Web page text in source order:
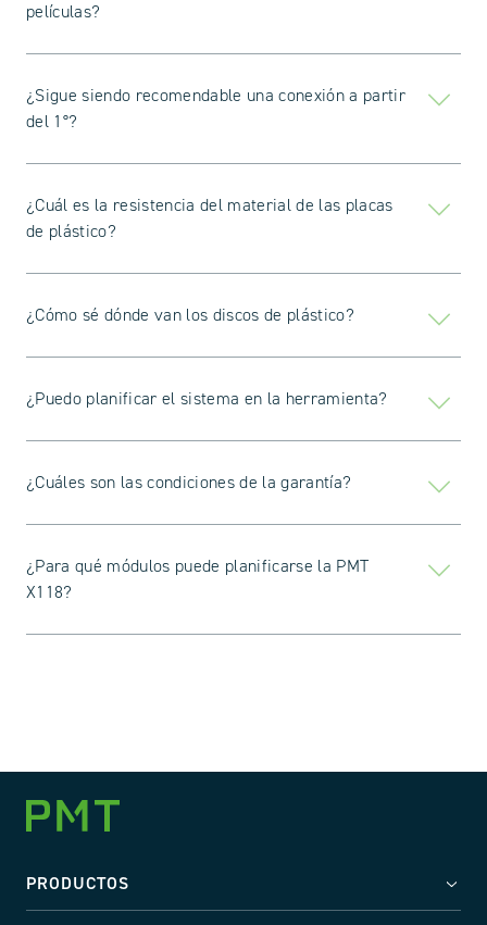
películas?
¿Sigue siendo recomendable una conexión a partir
del 1°?
¿Cuál es la resistencia del material de las placas
de plástico?
¿Cómo sé dónde van los discos de plástico?
¿Puedo planificar el sistema en la herramienta?
¿Cuáles son las condiciones de la garantía?
¿Para qué módulos puede planificarse la PMT
X118?
PRODUCTOS